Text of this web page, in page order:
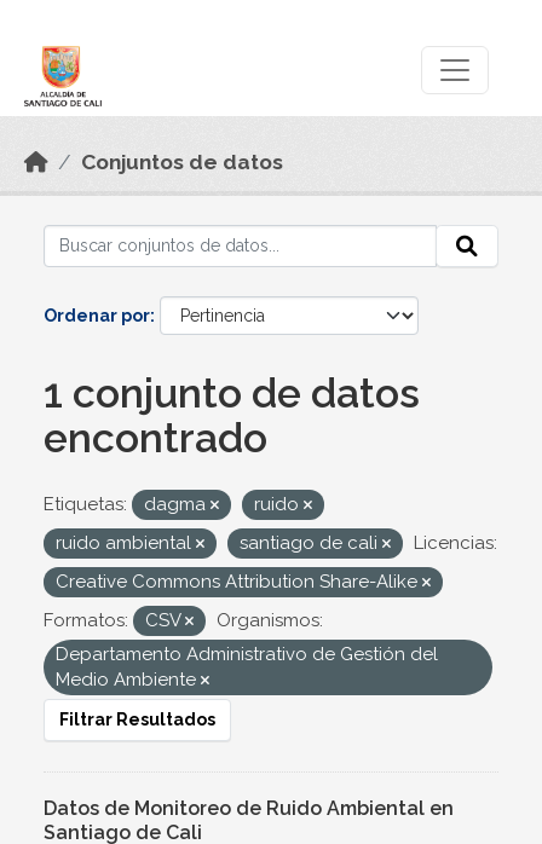
Conjuntos de datos
Ordenar por
1 conjunto de datos
encontrado
Etiquetas: dagma
ruido
ruido ambiental
santiago de cali
Licencias:
Creative Commons Attribution Share-Alike
Formatos:
CSV
Organismos:
Departamento Administrativo de Gestión del
Medio Ambiente
Filtrar Resultados
Datos de Monitoreo de Ruido Ambiental en
Santiago de Cali